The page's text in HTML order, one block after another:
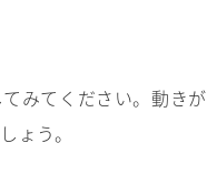
みてください。動きが
ょう。